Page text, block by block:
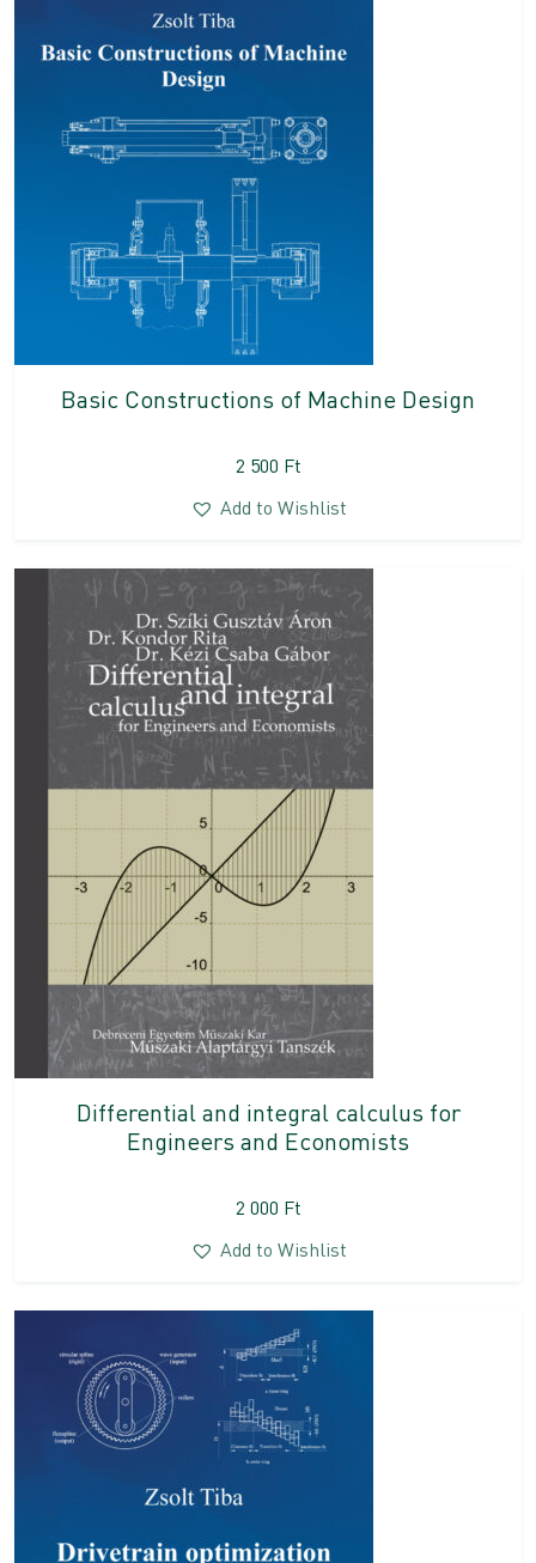
Basic Constructions of Machine Design
2 500 Ft
Add to Wishlist
Differential and integral calculus for
Engineers and Economists
2 000 Ft
Add to Wishlist